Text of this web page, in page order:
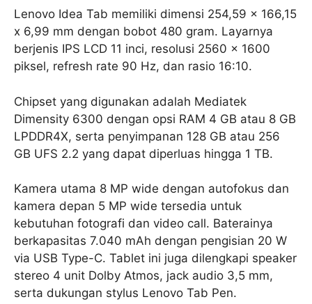
Lenovo Idea Tab memiliki dimensi 254,59 x 166,15
x 6,99 mm dengan bobot 480 gram. Layarnya
berjenis IPS LCD 11 inci, resolusi 2560 x 1600
piksel, refresh rate 90 Hz, dan rasio 16:10.
Chipset yang digunakan adalah Mediatek
Dimensity 6300 dengan opsi RAM 4 GB atau 8 GB
LPDDR4X, serta penyimpanan 128 GB atau 256
GB UFS 2.2 yang dapat diperluas hingga 1 TB.
Kamera utama 8 MP wide dengan autofokus dan
kamera depan 5 MP wide tersedia untuk
kebutuhan fotografi dan video call. Baterainya
berkapasitas 7.040 mAh dengan pengisian 20 W
via USB Type-C. Tablet ini juga dilengkapi speaker
stereo 4 unit Dolby Atmos, jack audio 3,5 mm,
serta dukungan stylus Lenovo Tab Pen.